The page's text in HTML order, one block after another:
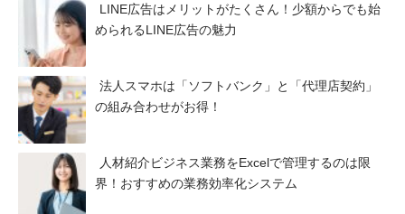
LINE広告はメリットがたくさん！少額からでも始
められるLINE広告の魅力
法人スマホは「ソフトバンク」と「代理店契約」
の組み合わせがお得！
人材紹介ビジネス業務をExcelで管理するのは限
界！おすすめの業務効率化システム